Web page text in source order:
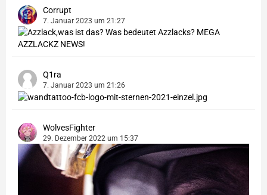
Corrupt
7. Januar 2023 um 21:27
Q1ra
7. Januar 2023 um 21:26
WolvesFighter
29. Dezember 2022 um 15:37